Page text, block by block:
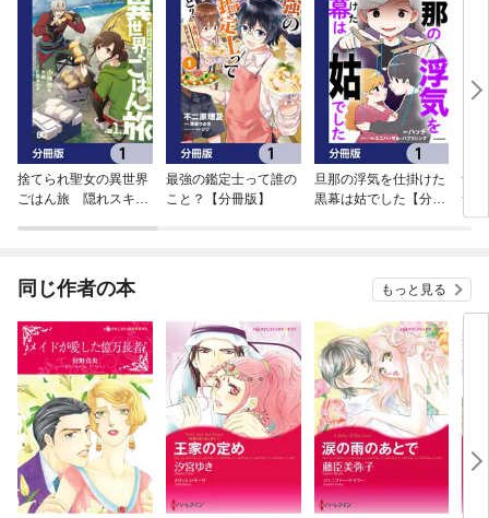
捨てられ聖女の異世界
ごはん旅 隠れスキル
最強の鑑定士って誰の
こと？【分冊版】
旦那の浮気を仕掛けた
黒幕は姑でした【分冊
無
サ
同じ作者の本 もっと見る